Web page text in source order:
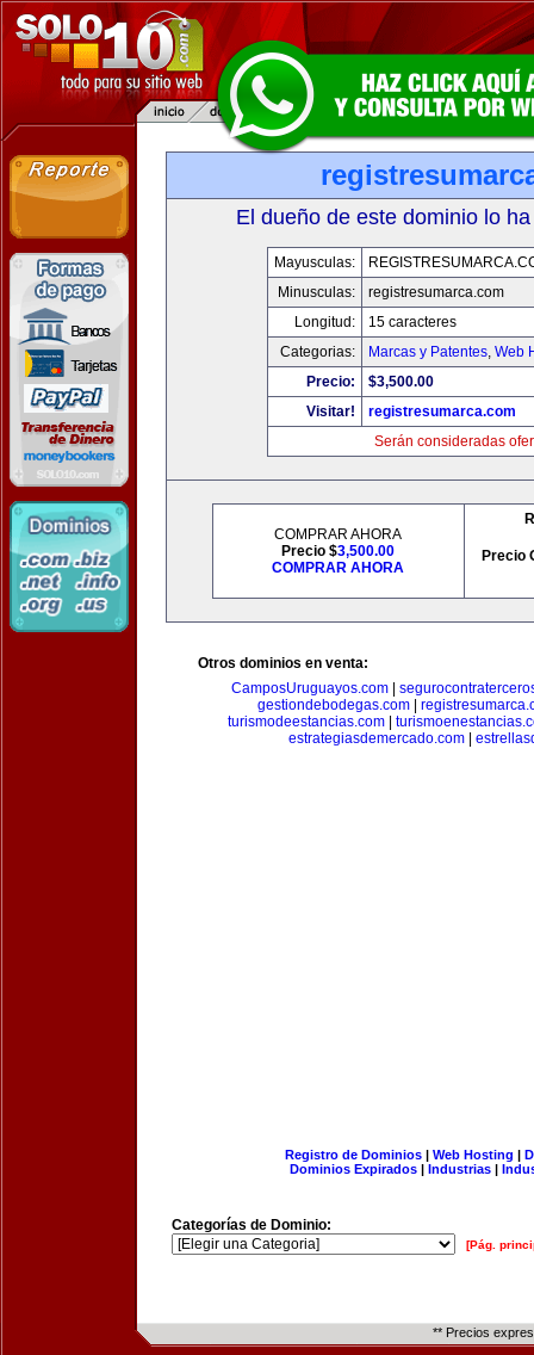
El dueño de este dominio lo
Mayusculas:
Minusculas:
registresumarca.com
Longitud:
15 caracteres
Categorias:
Marcas y Patentes, Web
Precio:
$3,500.00
Visitar!
registresumarca.com
Serán consideradas
COMPRAR AHORA
Precio $3,500.00
COMPRAR AHORA
Precio
Otros dominios en venta:
CamposUruguayos.com|
gestiondebodegas.com|
turismodeestancias.com
estrategiasdemercado.com
Registro de Dominios| Web Hosting |
Dominios Expirados | Industrias |
Categorías de Dominio:
[Pág.
** Precios